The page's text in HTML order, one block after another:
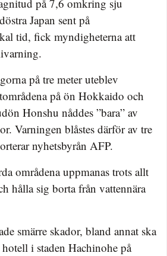
på 7,6 omkring sju
Japan sent på
tid, fick myndigheterna att
på tre meter uteblev
på ön Hokkaido och
Honshu nåddes ”bara” av
Varningen blåstes därför av tre
nyhetsbyrån AFP.
områdena uppmanas trots allt
hålla sig borta från vattennära
smärre skador, bland annat ska
i staden Hachinohe på